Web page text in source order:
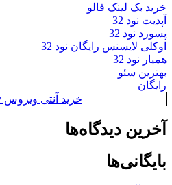
خرید بک لینک فالو
آپدیت نود 32
پسورد نود 32
اوکلی لایسنس رایگان نود 32
همیار نود 32
بهترین سئو
رایگان
خرید آنتی ویروس Kaspersky
آخرین دیدگاه‌ها
بایگانی‌ها